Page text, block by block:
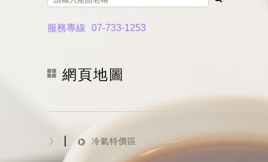
服務專線 07-733-1253
網頁地圖
》 冷氣特價區